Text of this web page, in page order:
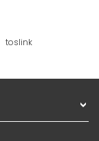
toslink